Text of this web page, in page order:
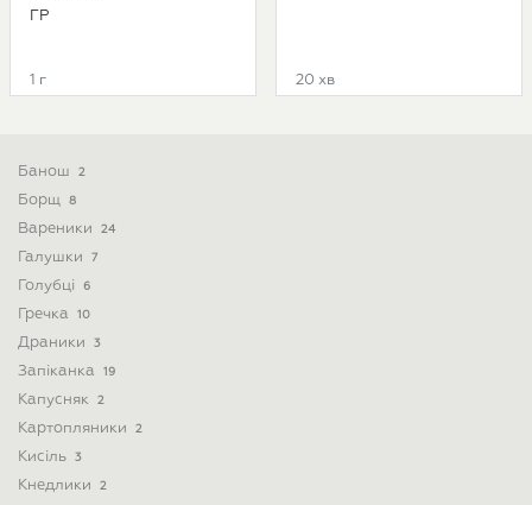
ГР
1 г 20 хв
Банош 2
Борщ 8
Вареники 24
Галушки 7
Голубці 6
Гречка 10
Драники 3
Запіканка 19
Капусняк 2
Картопляники 2
Кисіль 3
Кнедлики 2